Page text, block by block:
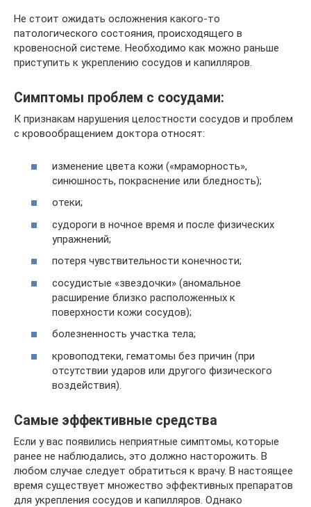
Не стоит ожидать осложнения какого-то
патологического состояния, происходящего в
кровеносной системе. Необходимо как можно раньше
приступить к укреплению сосудов и капилляров.
Симптомы проблем с сосудами:
К признакам нарушения целостности сосудов и проблем
с кровообращением доктора относят:
изменение цвета кожи («мраморность»,
синюшность, покраснение или бледность);
отеки;
судороги в ночное время и после физических
упражнений;
потеря чувствительности конечности;
сосудистые «звездочки» (аномальное
расширение близко расположенных к
поверхности кожи сосудов);
болезненность участка тела;
кровоподтеки, гематомы без причин (при
отсутствии ударов или другого физического
воздействия).
Самые эффективные средства
Если у вас появились неприятные симптомы, которые
ранее не наблюдались, это должно насторожить. В
любом случае следует обратиться к врачу. В настоящее
время существует множество эффективных препаратов
для укрепления сосудов и капилляров. Однако